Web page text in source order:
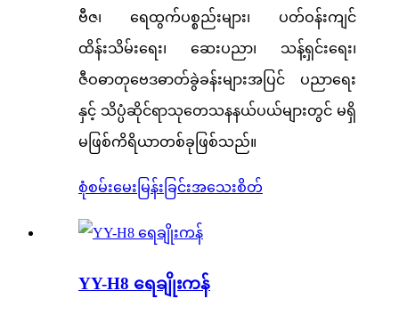
ဗီဇ၊ ရေထွက်ပစ္စည်းများ၊ ပတ်ဝန်းကျင်
ထိန်းသိမ်းရေး၊ ဆေးပညာ၊ သန့်ရှင်းရေး၊
ဇီဝဓာတုဗေဒဓာတ်ခွဲခန်းများအပြင် ပညာရေး
နှင့် သိပ္ပံဆိုင်ရာသုတေသနနယ်ပယ်များတွင် မရှိ
မဖြစ်ကိရိယာတစ်ခုဖြစ်သည်။
စုံစမ်းမေးမြန်းခြင်းအသေးစိတ်
YY-H8 ရေချိုးကန်